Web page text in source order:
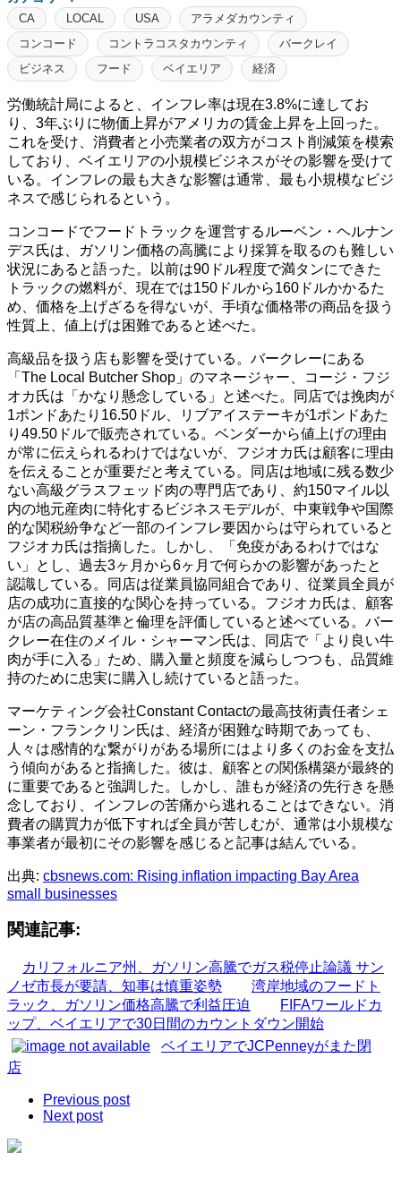
CA LOCAL USA
アラメダカウンティ
コンコード
コントラコスタカウンティ
バークレイ
ビジネス
フード ベイエリア 経済
労働統計局によると、インフレ率は現在3.8%に達してお
り、3年ぶりに物価上昇がアメリカの賃金上昇を上回った。
これを受け、消費者と小売業者の双方がコスト削減策を模索
しており、ベイエリアの小規模ビジネスがその影響を受けて
いる。インフレの最も大きな影響は通常、最も小規模なビジ
ネスで感じられるという。
コンコードでフードトラックを運営するルーベン・ヘルナン
デス氏は、ガソリン価格の高騰により採算を取るのも難しい
状況にあると語った。以前は90ドル程度で満タンにできた
トラックの燃料が、現在では150ドルから160ドルかかるた
め、価格を上げざるを得ないが、手頃な価格帯の商品を扱う
性質上、値上げは困難であると述べた。
高級品を扱う店も影響を受けている。バークレーにある
「The Local Butcher Shop」のマネージャー、コージ・フジ
オカ氏は「かなり懸念している」と述べた。同店では挽肉が
1ポンドあたり16.50ドル、リブアイステーキが1ポンドあた
り49.50ドルで販売されている。ベンダーから値上げの理由
が常に伝えられるわけではないが、フジオカ氏は顧客に理由
を伝えることが重要だと考えている。同店は地域に残る数少
ない高級グラスフェッド肉の専門店であり、約150マイル以
内の地元産肉に特化するビジネスモデルが、中東戦争や国際
的な関税紛争など一部のインフレ要因からは守られていると
フジオカ氏は指摘した。しかし、「免疫があるわけではな
い」とし、過去3ヶ月から6ヶ月で何らかの影響があったと
認識している。同店は従業員協同組合であり、従業員全員が
店の成功に直接的な関心を持っている。フジオカ氏は、顧客
が店の高品質基準と倫理を評価していると述べている。バー
クレー在住のメイル・シャーマン氏は、同店で「より良い牛
肉が手に入る」ため、購入量と頻度を減らしつつも、品質維
持のために忠実に購入し続けていると語った。
マーケティング会社Constant Contactの最高技術責任者シェ
ーン・フランクリン氏は、経済が困難な時期であっても、
人々は感情的な繋がりがある場所にはより多くのお金を支払
う傾向があると指摘した。彼は、顧客との関係構築が最終的
に重要であると強調した。しかし、誰もが経済の先行きを懸
念しており、インフレの苦痛から逃れることはできない。消
費者の購買力が低下すれば全員が苦しむが、通常は小規模な
事業者が最初にその影響を感じると記事は結んでいる。
出典: cbsnews.com: Rising inflation impacting Bay Area
small businesses
関連記事:
カリフォルニア州、ガソリン高騰でガス税停止論議 サン
ノゼ市長が要請、知事は慎重姿勢
湾岸地域のフードト
ラック、ガソリン価格高騰で利益圧迫
FIFAワールドカ
ップ、ベイエリアで30日間のカウントダウン開始
ベイエリアでJCPenneyがまた閉
店
Previous post
Next post